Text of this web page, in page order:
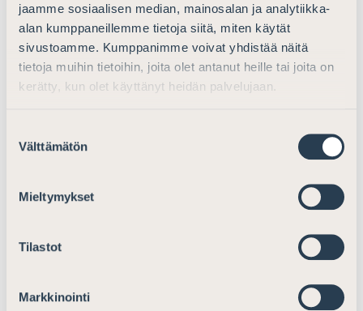
jaamme sosiaalisen median, mainosalan ja analytiikka-
alan kumppaneillemme tietoja siitä, miten käytät
sivustoamme. Kumppanimme voivat yhdistää näitä
tietoja muihin tietoihin, joita olet antanut heille tai joita on
kerätty, kun olet käyttänyt heidän palvelujaan.
valinta
Välttämätön
Mieltymykset
Tilastot
Markkinointi
Ryhänen, Antti, Asianajotoimisto J.S. Kettunen &
Laari Oy, Siilinjärvi
Saarikoski, Atlas, Asianajotoimisto Wehka-aho &
Backström Oy, Kirkkonummi
Tampere
Helsinki (15.3.2025 lukien)
, Asianajotoimisto DLA Piper Finland
Oy, Helsinki (17.3.2025 lukien)
*) Listan henkilöt ovat antaneet suostumuksensa